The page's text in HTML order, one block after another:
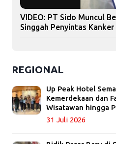
VIDEO: PT Sido Muncul
Singgah Penyintas
REGIONAL
Up Peak Hotel
Kemerdekaan dan
Wisatawan hingga
31 Juli 2026